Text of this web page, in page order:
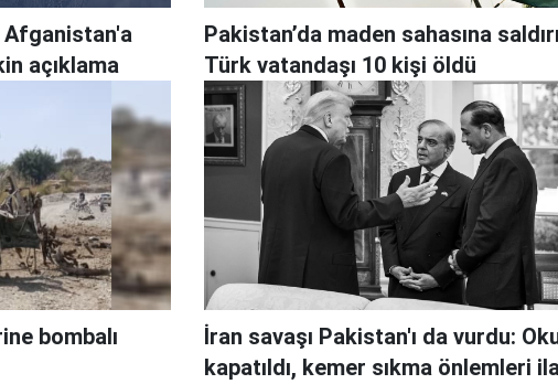
Afganistan'a
açıklama
Pakistan’da maden sahasına
Türk vatandaşı 10 kişi öldü
bombalı
İran savaşı Pakistan'ı da vurdu:
kapatıldı, kemer sıkma önlemleri